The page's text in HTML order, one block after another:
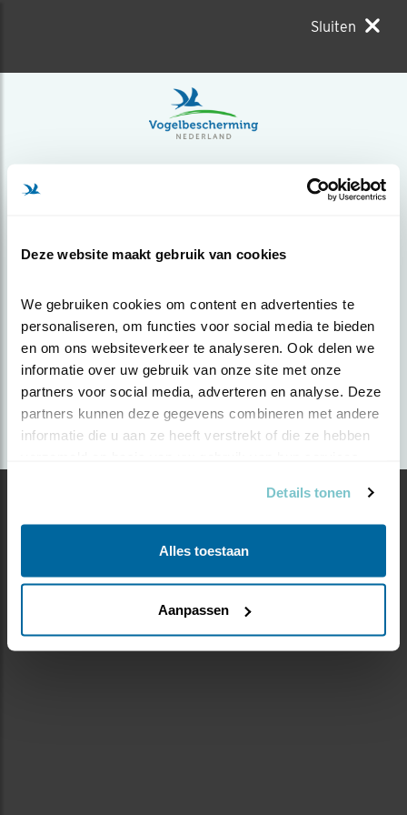
Deze website maakt gebruik van cookies
We gebruiken cookies om content en advertenties te
personaliseren, om functies voor social media te bieden
en om ons websiteverkeer te analyseren. Ook delen we
informatie over uw gebruik van onze site met onze
partners voor social media, adverteren en analyse. Deze
partners kunnen deze gegevens combineren met andere
informatie die u aan ze heeft verstrekt of die ze hebben
Details tonen
Alles toestaan
Aanpassen
Sluiten